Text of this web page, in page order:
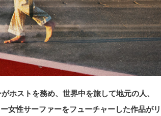
ストを務め、世界中を旅して地元の人、
女性サーファーをフューチャーした作品がリ